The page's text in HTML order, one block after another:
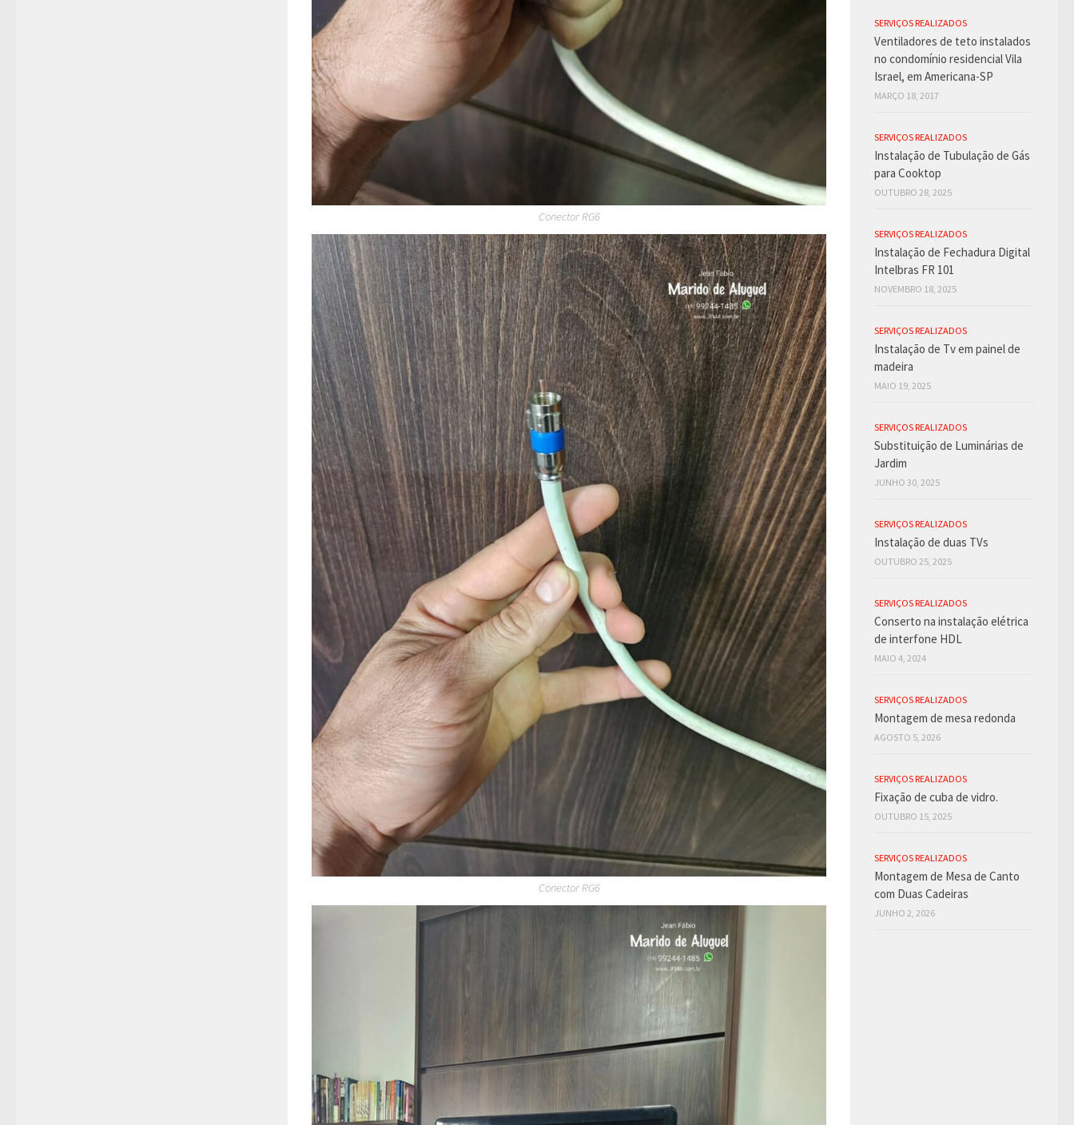
Conector RG6
Conector RG6
SERVIÇOS REALIZADOS
Ventiladores de teto instalados
no condomínio residencial Vila
Israel, em Americana-SP
MARÇO 18, 2017
SERVIÇOS REALIZADOS
Instalação de Tubulação de Gás
para Cooktop
OUTUBRO 28, 2025
SERVIÇOS REALIZADOS
Instalação de Fechadura Digital
Intelbras FR 101
NOVEMBRO 18, 2025
SERVIÇOS REALIZADOS
Instalação de Tv em painel de
madeira
MAIO 19, 2025
SERVIÇOS REALIZADOS
Substituição de Luminárias de
Jardim
JUNHO 30, 2025
SERVIÇOS REALIZADOS
Instalação de duas TVs
OUTUBRO 25, 2025
SERVIÇOS REALIZADOS
Conserto na instalação elétrica
de interfone HDL
MAIO 4, 2024
SERVIÇOS REALIZADOS
Montagem de mesa redonda
AGOSTO 5, 2026
SERVIÇOS REALIZADOS
Fixação de cuba de vidro.
OUTUBRO 15, 2025
SERVIÇOS REALIZADOS
Montagem de Mesa de Canto
com Duas Cadeiras
JUNHO 2, 2026